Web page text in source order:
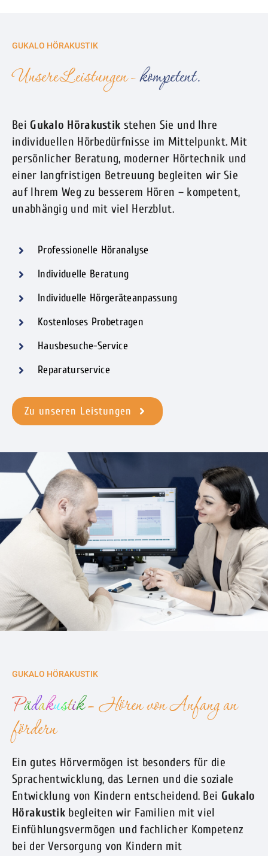
GUKALO HÖRAKUSTIK
Unsere Leistungen -
Bei Gukalo Hörakustik stehen Sie und Ihre
individuellen Hörbedürfnisse im Mittelpunkt. Mit
persönlicher Beratung, moderner Hörtechnik und
einer langfristigen Betreuung begleiten wir Sie
auf Ihrem Weg zu besserem Hören – kompetent,
unabhängig und mit viel Herzblut.
Professionelle Höranalyse
Individuelle Beratung
Individuelle Hörgeräteanpassung
Kostenloses Probetragen
Hausbesuche-Service
Reparaturservice
Zu unseren Leistungen
GUKALO HÖRAKUSTIK
Pädakustik– Hören von Anfang an
fördern
Ein gutes Hörvermögen ist besonders für die
Sprachentwicklung, das Lernen und die soziale
Entwicklung von Kindern entscheidend. Bei Gukalo
Hörakustik begleiten wir Familien mit viel
Einfühlungsvermögen und fachlicher Kompetenz
bei der Versorgung von Kindern mit